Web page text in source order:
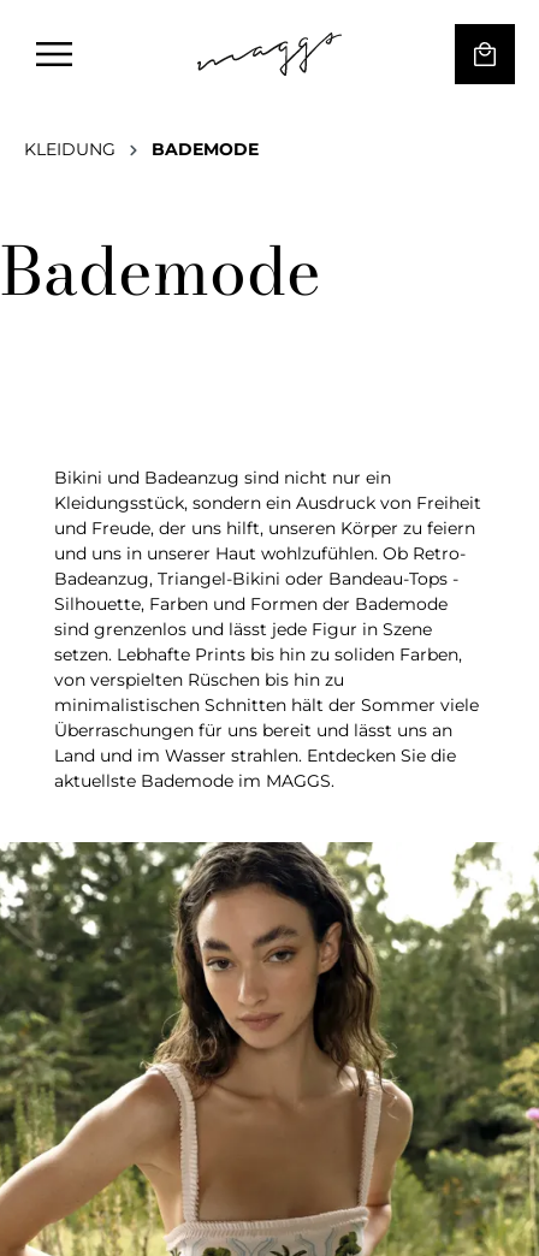
KLEIDUNG BADEMODE
Bademode
Bikini und Badeanzug sind nicht nur ein
Kleidungsstück, sondern ein Ausdruck von Freiheit
und Freude, der uns hilft, unseren Körper zu feiern
und uns in unserer Haut wohlzufühlen. Ob Retro-
Badeanzug, Triangel-Bikini oder Bandeau-Tops -
Silhouette, Farben und Formen der Bademode
sind grenzenlos und lässt jede Figur in Szene
setzen. Lebhafte Prints bis hin zu soliden Farben,
von verspielten Rüschen bis hin zu
minimalistischen Schnitten hält der Sommer viele
Überraschungen für uns bereit und lässt uns an
Land und im Wasser strahlen. Entdecken Sie die
aktuellste Bademode im MAGGS.